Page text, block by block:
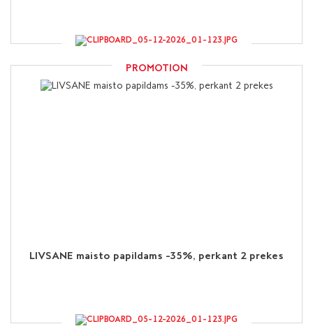
PROMOTION
LIVSANE maisto papildams -35%, perkant 2 prekes